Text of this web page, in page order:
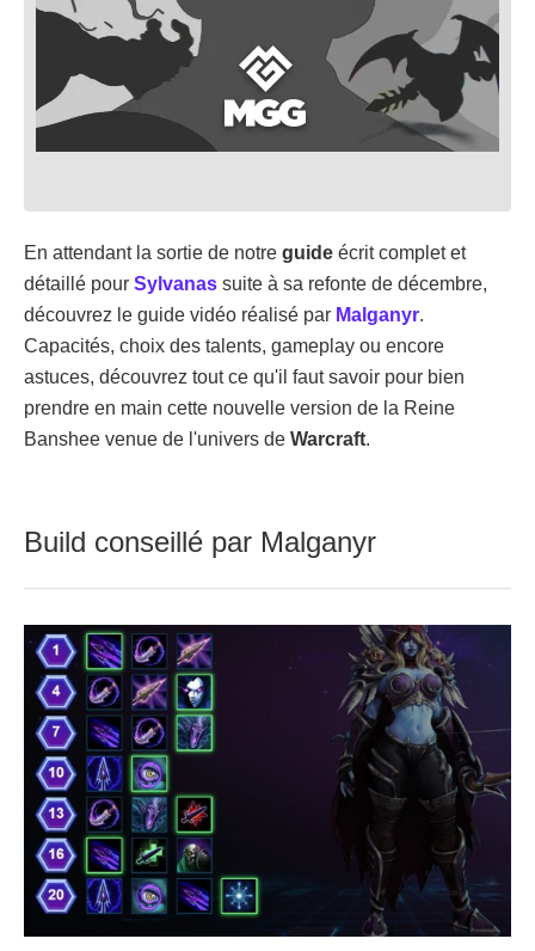
En attendant la sortie de notre guide écrit complet et
détaillé pour Sylvanas suite à sa refonte de décembre,
découvrez le guide vidéo réalisé par Malganyr.
Capacités, choix des talents, gameplay ou encore
astuces, découvrez tout ce qu'il faut savoir pour bien
prendre en main cette nouvelle version de la Reine
Banshee venue de l'univers de Warcraft.
Build conseillé par Malganyr